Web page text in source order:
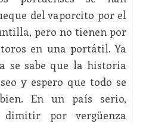
del vaporcito por el
pero no tienen por
en una portátil. Ya
se sabe que la historia
y espero que todo se
En un país serio,
por vergüenza